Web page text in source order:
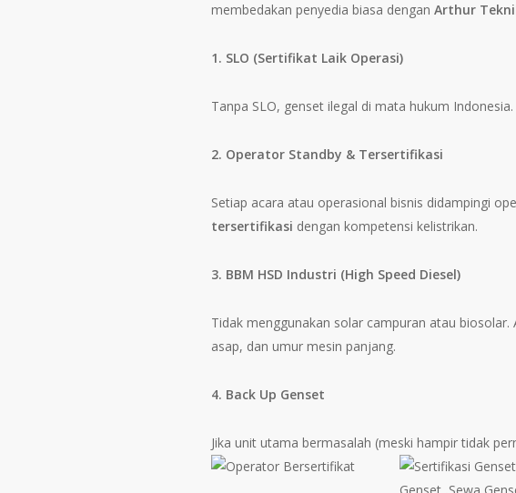
membedakan penyedia biasa dengan Arthur
1. SLO (Sertifikat Laik Operasi)
Tanpa SLO, genset ilegal di mata hukum
2. Operator Standby & Tersertifikasi
Setiap acara atau operasional bisnis didampingi
tersertifikasi dengan kompetensi kelistrikan.
3. BBM HSD Industri (High Speed Diesel)
Tidak menggunakan solar campuran atau
asap, dan umur mesin panjang.
4. Back Up Genset
Jika unit utama bermasalah (meski hampir tidak